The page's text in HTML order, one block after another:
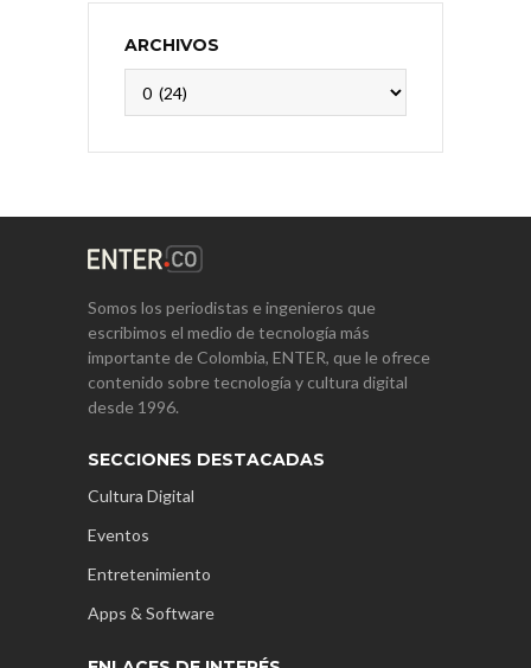
ARCHIVOS
Somos los periodistas e ingenieros que
escribimos el medio de tecnología más
importante de Colombia, ENTER, que le ofrece
contenido sobre tecnología y cultura digital
desde 1996.
SECCIONES DESTACADAS
Cultura Digital
Eventos
Entretenimiento
Apps & Software